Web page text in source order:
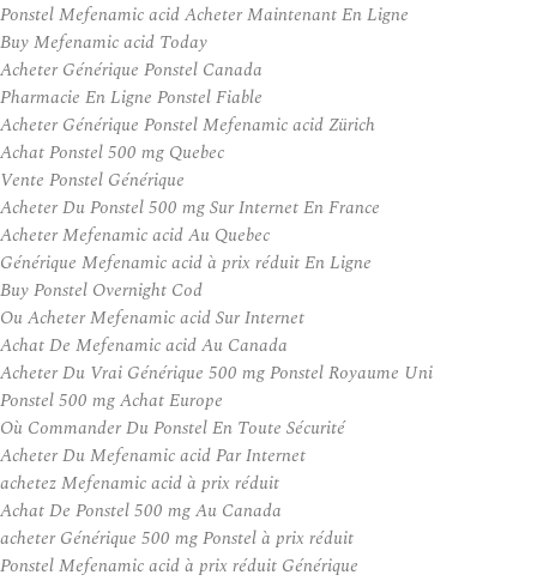
Ponstel Mefenamic acid Acheter Maintenant En Ligne
Buy Mefenamic acid Today
Acheter Générique Ponstel Canada
Pharmacie En Ligne Ponstel Fiable
Acheter Générique Ponstel Mefenamic acid Zürich
Achat Ponstel 500 mg Quebec
Vente Ponstel Générique
Acheter Du Ponstel 500 mg Sur Internet En France
Acheter Mefenamic acid Au Quebec
Générique Mefenamic acid à prix réduit En Ligne
Buy Ponstel Overnight Cod
Ou Acheter Mefenamic acid Sur Internet
Achat De Mefenamic acid Au Canada
Acheter Du Vrai Générique 500 mg Ponstel Royaume Uni
Ponstel 500 mg Achat Europe
Où Commander Du Ponstel En Toute Sécurité
Acheter Du Mefenamic acid Par Internet
achetez Mefenamic acid à prix réduit
Achat De Ponstel 500 mg Au Canada
acheter Générique 500 mg Ponstel à prix réduit
Ponstel Mefenamic acid à prix réduit Générique